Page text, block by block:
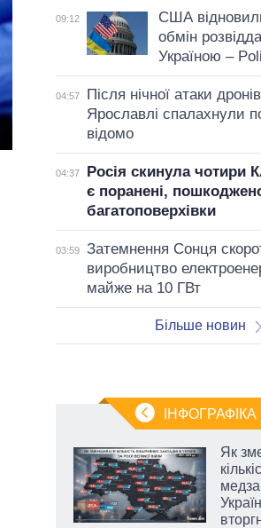
09:12
США
обмін
Україною –
04:57
Після нічної атаки
Ярославлі спалахнули
відомо
04:37
Росія скинула чотири
є поранені,
багатоповерхівки
03:59
Затемнення Сонця
виробництво
майже на 10 ГВт
Більше новин
ІНФОГРАФІКА
Як